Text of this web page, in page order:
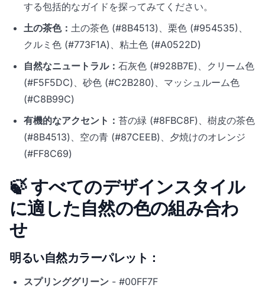
する包括的なガイドを探ってみてください。
土の茶色： 土の茶色 (#8B4513)、栗色 (#954535)、
クルミ色 (#773F1A)、粘土色 (#A0522D)
自然なニュートラル： 石灰色 (#928B7E)、クリーム色
(#F5F5DC)、砂色 (#C2B280)、マッシュルーム色
(#C8B99C)
有機的なアクセント： 苔の緑 (#8FBC8F)、樹皮の茶色
(#8B4513)、空の青 (#87CEEB)、夕焼けのオレンジ
(#FF8C69)
🍃 すべてのデザインスタイル
に適した自然の色の組み合わ
せ
明るい自然カラーパレット：
スプリンググリーン - #00FF7F